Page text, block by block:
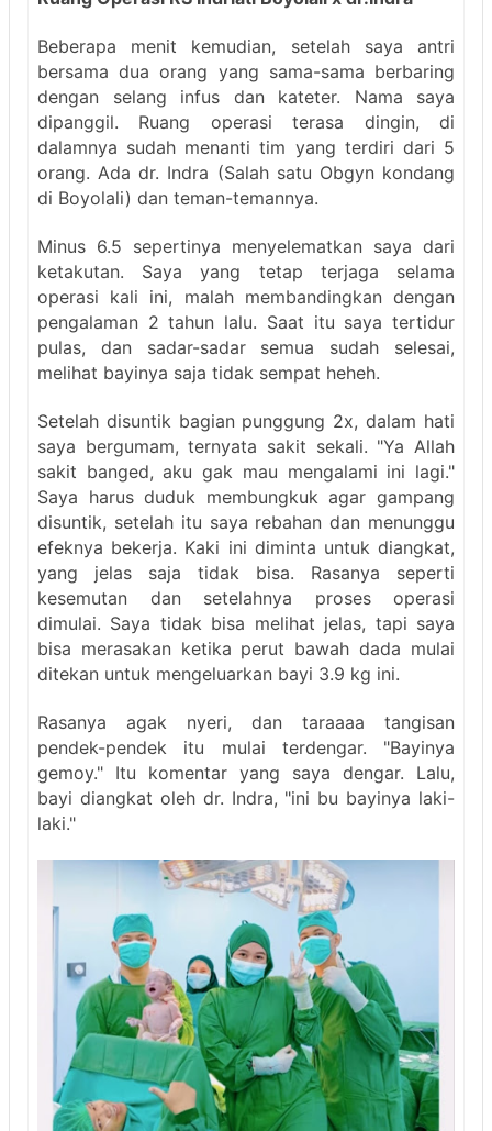
Beberapa menit kemudian, setelah saya antri
bersama dua orang yang sama-sama berbaring
dengan selang infus dan kateter. Nama saya
dipanggil. Ruang operasi terasa dingin, di
dalamnya sudah menanti tim yang terdiri dari 5
orang. Ada dr. Indra (Salah satu Obgyn kondang
di Boyolali) dan teman-temannya.
Minus 6.5 sepertinya menyelematkan saya dari
ketakutan. Saya yang tetap terjaga selama
operasi kali ini, malah membandingkan dengan
pengalaman 2 tahun lalu. Saat itu saya tertidur
pulas, dan sadar-sadar semua sudah selesai,
melihat bayinya saja tidak sempat heheh.
Setelah disuntik bagian punggung 2x, dalam hati
saya bergumam, ternyata sakit sekali. "Ya Allah
sakit banged, aku gak mau mengalami ini lagi."
Saya harus duduk membungkuk agar gampang
disuntik, setelah itu saya rebahan dan menunggu
efeknya bekerja. Kaki ini diminta untuk diangkat,
yang jelas saja tidak bisa. Rasanya seperti
kesemutan dan setelahnya proses operasi
dimulai. Saya tidak bisa melihat jelas, tapi saya
bisa merasakan ketika perut bawah dada mulai
ditekan untuk mengeluarkan bayi 3.9 kg ini.
Rasanya agak nyeri, dan taraaaa tangisan
pendek-pendek itu mulai terdengar. "Bayinya
gemoy." Itu komentar yang saya dengar. Lalu,
bayi diangkat oleh dr. Indra, "ini bu bayinya laki-
laki."